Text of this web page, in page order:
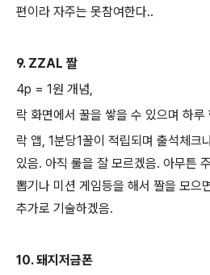
편이라 자주는 못참여한다..
9. ZZAL 짤
4p = 1원 개념,
락 화면에서 꿀을 쌓을 수 있으며 하루
락 앱, 1분당1꿀이 적립되며 출석체크
있음. 아직 룰을 잘 모르겠음. 아무튼
뽑기나 미션 게임등을 해서 짤을 모으
추가로 기술하겠음.
10. 돼지저금폰